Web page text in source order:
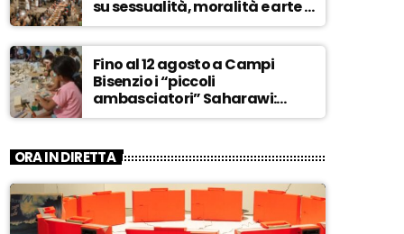
su sessualità, moralità e arte –
ASCOLTA
Fino al 12 agosto a Campi
Bisenzio i “piccoli
ambasciatori” Saharawi:
“Sostenere la loro causa,
invadente” – ASCOLTA
ORA IN DIRETTA